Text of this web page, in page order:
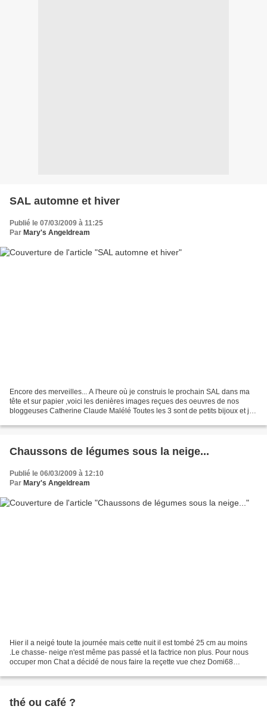
SAL automne et hiver
Publié le 07/03/2009 à 11:25
Par Mary's Angeldream
Encore des merveilles... A l'heure où je construis le prochain SAL dans ma
tête et sur papier ,voici les denières images reçues des oeuvres de nos
bloggeuses Catherine Claude Malélé Toutes les 3 sont de petits bijoux et je
Chaussons de légumes sous la neige...
Publié le 06/03/2009 à 12:10
Par Mary's Angeldream
Hier il a neigé toute la journée mais cette nuit il est tombé 25 cm au moins
.Le chasse- neige n'est même pas passé et la factrice non plus. Pour nous
occuper mon Chat a décidé de nous faire la reçette vue chez Domi68
thé ou café ?